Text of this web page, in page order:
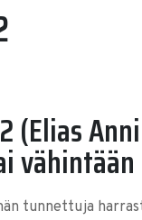
(Elias
tunnettuja